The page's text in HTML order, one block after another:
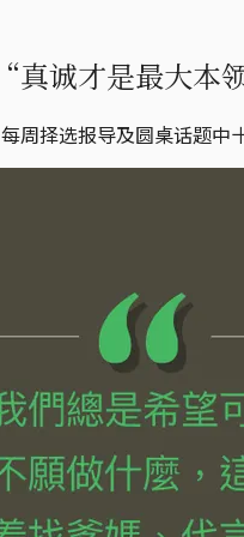
真诚才是最大本
周择选报导及圆桌话题中